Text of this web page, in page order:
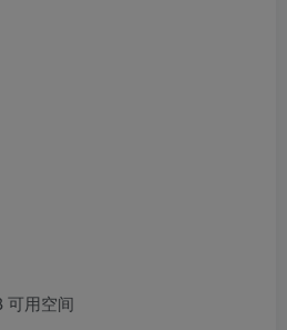
可用空间